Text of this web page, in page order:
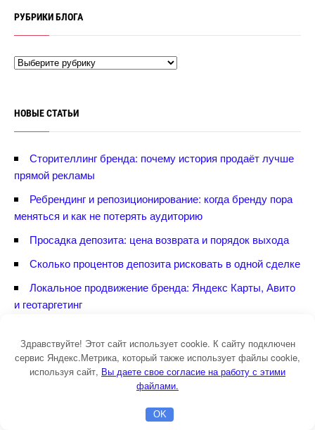
РУБРИКИ БЛОГА
НОВЫЕ СТАТЬИ
Сторителлинг бренда: почему история продаёт лучше
прямой рекламы
Ребрендинг и репозиционирование: когда бренду пора
меняться и как не потерять аудиторию
Просадка депозита: цена возврата и порядок выхода
Сколько процентов депозита рисковать в одной сделке
Локальное продвижение бренда: Яндекс Карты, Авито
и геотаргетин
каналы продвижения под цель, а не по привычке
Как написать продающий текст: чтобы читатель дошёл
Как составить УТП: предложение, от которого клиенту
Здравствуйте! Этот сайт использует cookie. К сайту подключен
сервис Яндекс.Метрика, который также использует файлы cookie,
используя сайт, ы даете свое согласие на работу с этими
файлами.
OK